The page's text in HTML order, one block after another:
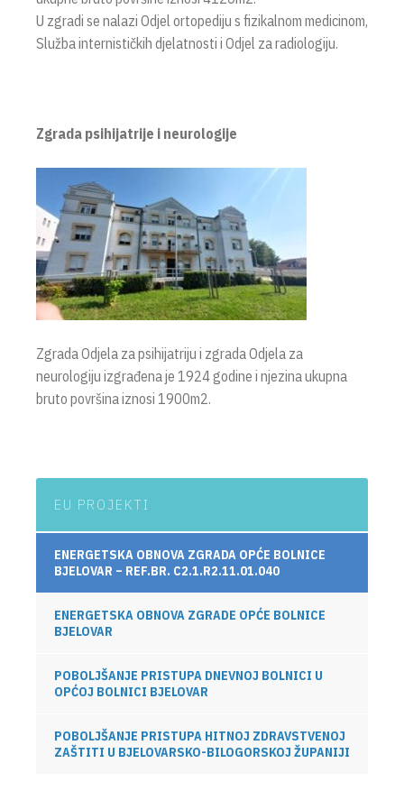
U zgradi se nalazi Odjel ortopediju s fizikalnom medicinom,
Služba internističkih djelatnosti i Odjel za radiologiju.
Zgrada psihijatrije i neurologije
Zgrada Odjela za psihijatriju i zgrada Odjela za
neurologiju izgrađena je 1924 godine i njezina ukupna
bruto površina iznosi 1900m2.
EU PROJEKTI
ENERGETSKA OBNOVA ZGRADA OPĆE BOLNICE
BJELOVAR – REF.BR. C2.1.R2.11.01.040
ENERGETSKA OBNOVA ZGRADE OPĆE BOLNICE
BJELOVAR
POBOLJŠANJE PRISTUPA DNEVNOJ BOLNICI U
OPĆOJ BOLNICI BJELOVAR
POBOLJŠANJE PRISTUPA HITNOJ ZDRAVSTVENOJ
ZAŠTITI U BJELOVARSKO-BILOGORSKOJ ŽUPANIJI